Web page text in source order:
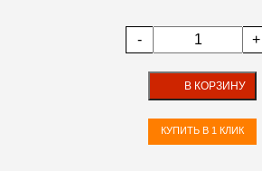
- +
В КОРЗИНУ
КУПИТЬ В 1 КЛИК